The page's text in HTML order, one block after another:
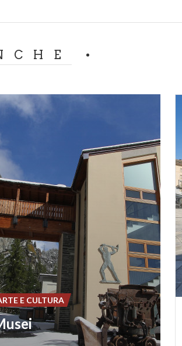
E CULTURA